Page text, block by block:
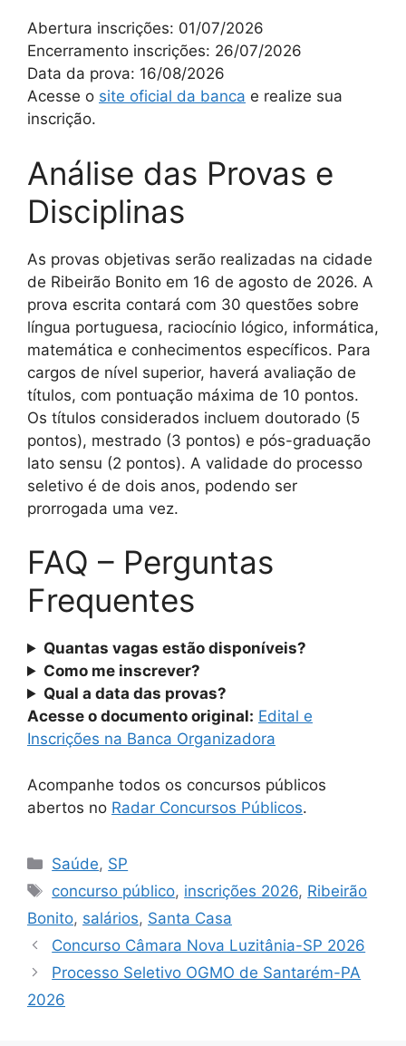
Abertura inscrições: 01/07/2026
Encerramento inscrições: 26/07/2026
Data da prova: 16/08/2026
Acesse o site oficial da banca e realize sua
inscrição.
Análise das Provas e
Disciplinas
As provas objetivas serão realizadas na cidade
de Ribeirão Bonito em 16 de agosto de 2026. A
prova escrita contará com 30 questões sobre
língua portuguesa, raciocínio lógico, informática,
matemática e conhecimentos específicos. Para
cargos de nível superior, haverá avaliação de
títulos, com pontuação máxima de 10 pontos.
Os títulos considerados incluem doutorado (5
pontos), mestrado (3 pontos) e pós-graduação
lato sensu (2 pontos). A validade do processo
seletivo é de dois anos, podendo ser
prorrogada uma vez.
FAQ – Perguntas
Frequentes
Quantas vagas estão disponíveis?
Como me inscrever?
Qual a data das provas?
Acesse o documento original: Edital e
Inscrições na Banca Organizadora
Acompanhe todos os concursos públicos
abertos no Radar Concursos Públicos.
Categorias
Saúde, SP
Tags
concurso público, inscrições 2026, Ribeirão
Bonito, salários, Santa Casa
Concurso Câmara Nova Luzitânia-SP 2026
Processo Seletivo OGMO de Santarém-PA
2026